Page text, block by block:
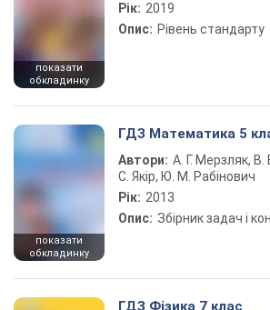
показати
обкладинку
Рік: 2019
Опис: Рівень стандарту
показати
обкладинку
ГДЗ Математика 5
Автори: А. Г. Мерзляк, В.
С. Якір, Ю. М. Рабінович
Рік: 2013
Опис: Збірник задач і
ГДЗ Фізика 7 клас